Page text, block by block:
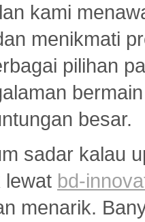
kami
menikmati
pilihan
besar.
sadar kalau
lewat bd-
menarik.